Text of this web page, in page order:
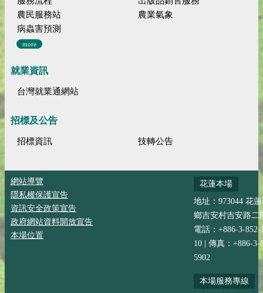
農民服務站
農業氣象
病蟲害預測
more
就業資訊
台灣就業通網站
招標及公告
招標資訊 技轉公告
網站導覽
隱私權保護宣告
資訊安全政策宣告
政府網站資料開放宣告
本場位置
花蓮本場
地址：973044 花
鄉吉安村吉安路二
電話：+886-3-852-
10 | 傳真：+886-3-
5902
本場服務專線